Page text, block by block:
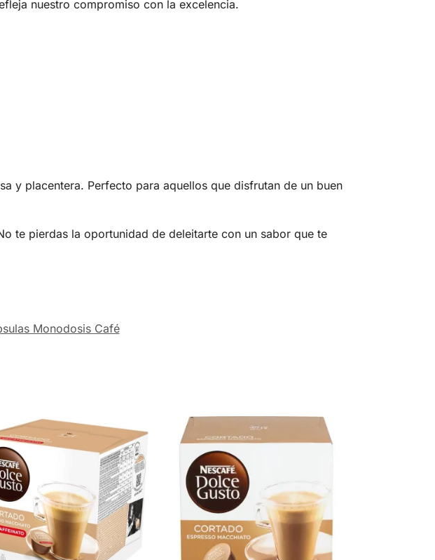
nuestro compromiso con la excelencia.
y placentera. Perfecto para aquellos que disfrutan de un buen
te pierdas la oportunidad de deleitarte con un sabor que te
Monodosis Café